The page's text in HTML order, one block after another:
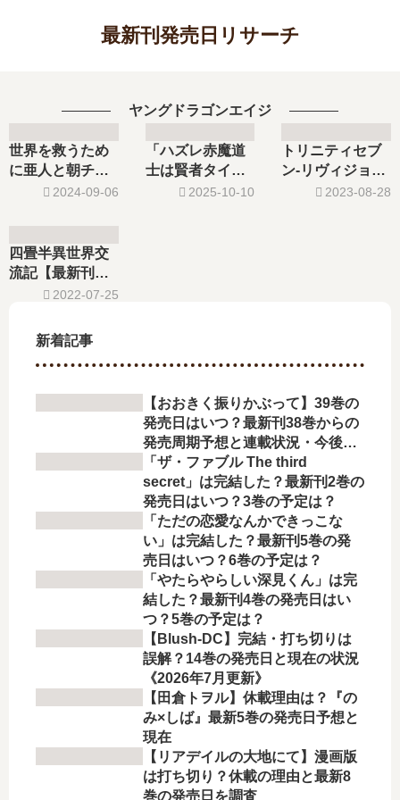
最新刊発売日リサーチ
ヤングドラゴンエイジ
世界を救うため
に亜人と朝チュ
ンできますか?
売日はいつ？完
結した？
2024-09-06
「ハズレ赤魔道
士は賢者タイム
に無双する」は
2025-10-10
トリニティセブ
ン‐リヴィジョン‐
【最新刊】4巻の
2023-08-28
四畳半異世界交
流記【最新刊】5
巻の発売日予
は？
2022-07-25
新着記事
【おおきく振りかぶって】39巻の
発売日はいつ？最新刊38巻からの
発売周期予想と連載状況・今後の
展開を徹底解説
「ザ・ファブル The third
secret」は完結した？最新刊2巻の
発売日はいつ？3巻の予定は？
「ただの恋愛なんかできっこな
い」は完結した？最新刊5巻の発
売日はいつ？6巻の予定は？
「やたらやらしい深見くん」は完
結した？最新刊4巻の発売日はい
つ？5巻の予定は？
【Blush-DC】完結・打ち切りは
誤解？14巻の発売日と現在の状況
《2026年7月更新》
【田倉トヲル】休載理由は？『の
み×しば』最新5巻の発売日予想と
現在
【リアデイルの大地にて】漫画版
は打ち切り？休載の理由と最新8
巻の発売日を調査